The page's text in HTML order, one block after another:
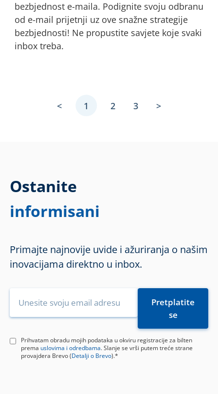
bezbjednost e-maila. Podignite svoju odbranu
od e-mail prijetnji uz ove snažne strategije
bezbjednosti! Ne propustite savjete koje svaki
inbox treba.
< 1 2 3 >
Ostanite
informisani
Primajte najnovije uvide i ažuriranja o našim
inovacijama direktno u inbox.
Prihvatam obradu mojih podataka u okviru registracije za bilten
prema uslovima i odredbama. Slanje se vrši putem treće strane
provajdera Brevo (Detalji o Brevo).*